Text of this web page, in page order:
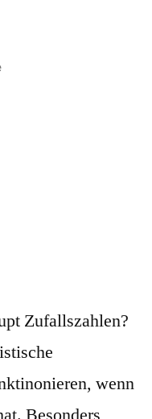
Zufallszahlen?
wenn